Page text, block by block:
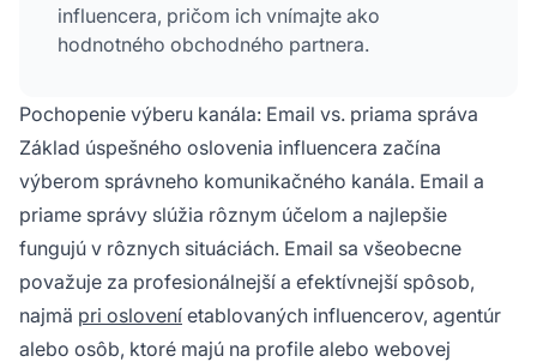
influencera, pričom ich vnímajte ako
hodnotného obchodného partnera.
Pochopenie výberu kanála: Email vs. priama správa
Základ úspešného oslovenia influencera začína
výberom správneho komunikačného kanála. Email a
priame správy slúžia rôznym účelom a najlepšie
fungujú v rôznych situáciách. Email sa všeobecne
považuje za profesionálnejší a efektívnejší spôsob,
najmä pri oslovení etablovaných influencerov, agentúr
alebo osôb, ktoré majú na profile alebo webovej